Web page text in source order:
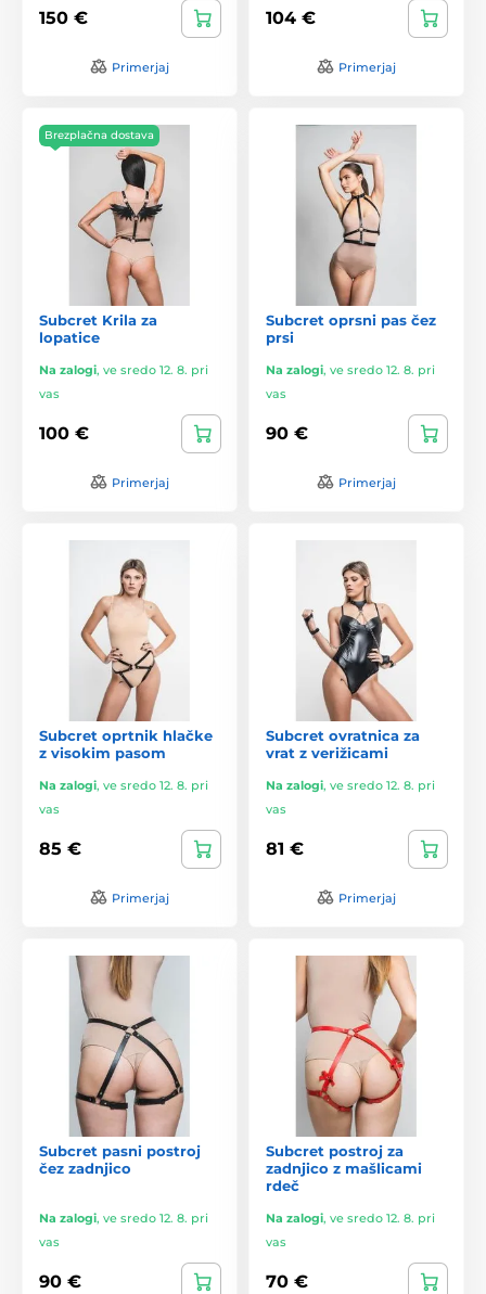
150 €
Primerjaj
104 €
Primerjaj
Brezplačna dostava
Subcret Krila za
lopatice
Na zalogi, ve sredo 12. 8. pri
vas
100 €
Primerjaj
Subcret oprsni pas čez
prsi
Na zalogi, ve sredo 12. 8. pri
vas
90 €
Primerjaj
Subcret oprtnik hlačke
z visokim pasom
Na zalogi, ve sredo 12. 8. pri
vas
85 €
Primerjaj
Subcret ovratnica za
vrat z verižicami
Na zalogi, ve sredo 12. 8. pri
vas
81 €
Primerjaj
Subcret pasni postroj
čez zadnjico
Na zalogi, ve sredo 12. 8. pri
vas
90 €
Subcret postroj za
zadnjico z mašlicami
rdeč
Na zalogi, ve sredo 12. 8. pri
vas
70 €